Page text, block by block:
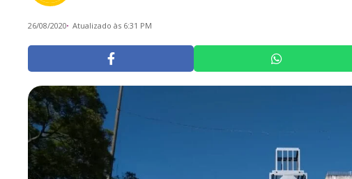
26/08/2020 Atualizado às 6:31 PM